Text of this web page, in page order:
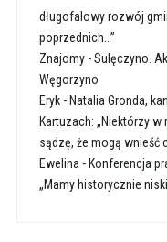
długofalowy rozwój
poprzednich…”
Znajomy-Sulęczyno.
Węgorzyno
Eryk- Natalia Gronda,
Kartuzach: „Niektórzy
sądzę, że mogą wnieść
Ewelina - Konferencja
„Mamy historycznie